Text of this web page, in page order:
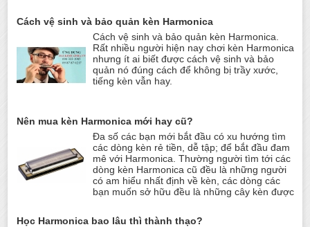
Cách vệ sinh và bảo quản kèn Harmonica
Cách vệ sinh và bảo quản kèn Harmonica.
Rất nhiều người hiện nay chơi kèn Harmonica
nhưng ít ai biết được cách vệ sinh và bảo
quản nó đúng cách để không bị trầy xước,
tiếng kèn vẫn hay.
Nên mua kèn Harmonica mới hay cũ?
Đa số các bạn mới bắt đầu có xu hướng tìm
các dòng kèn rẻ tiền, dễ tập; để bắt đầu đam
mê với Harmonica. Thường người tìm tới các
dòng kèn Harmonica cũ đều là những người
có am hiểu nhất định về kèn, các dòng các
bạn muốn sở hữu đều là những cây kèn được
Học Harmonica bao lâu thì thành thạo?